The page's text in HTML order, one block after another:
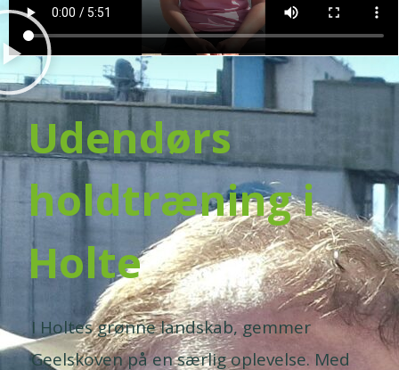
Udendørs
holdtræning i
Holte
I Holtes grønne landskab, gemmer
Geelskoven på en særlig oplevelse. Med